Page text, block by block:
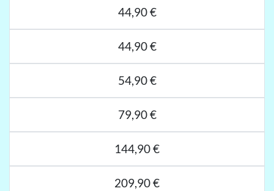
44,90 €
44,90 €
54,90 €
79,90 €
144,90 €
209,90 €